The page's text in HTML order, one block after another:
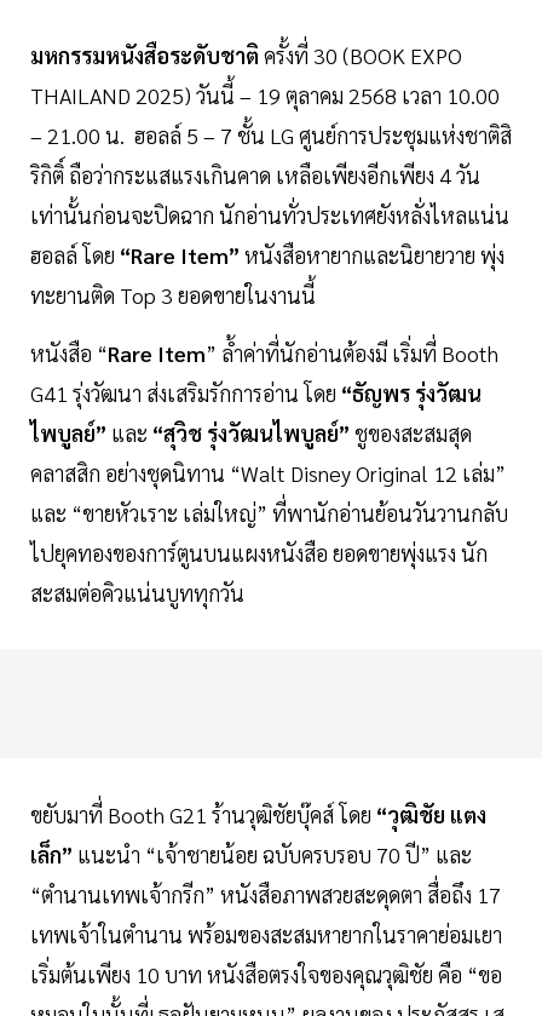
มหกรรมหนังสือระดับชาติ ครั้งที่ 30 (BOOK EXPO
THAILAND 2025) วันนี้ – 19 ตุลาคม 2568 เวลา 10.00
– 21.00 น. ฮอลล์ 5 – 7 ชั้น LG ศูนย์การประชุมแห่งชาติสิ
ริกิติ์ ถือว่ากระแสแรงเกินคาด เหลือเพียงอีกเพียง 4 วัน
เท่านั้นก่อนจะปิดฉาก นักอ่านทั่วประเทศยังหลั่งไหลแน่น
ฮอลล์ โดย “Rare Item” หนังสือหายากและนิยายวาย พุ่ง
ทะยานติด Top 3 ยอดขายในงานนี้
หนังสือ “Rare Item” ล้ำค่าที่นักอ่านต้องมี เริ่มที่ Booth
G41 รุ่งวัฒนา ส่งเสริมรักการอ่าน โดย “ธัญพร รุ่งวัฒน
ไพบูลย์” และ “สุวิช รุ่งวัฒนไพบูลย์” ชูของสะสมสุด
คลาสสิก อย่างชุดนิทาน “Walt Disney Original 12 เล่ม”
และ “ขายหัวเราะ เล่มใหญ่” ที่พานักอ่านย้อนวันวานกลับ
ไปยุคทองของการ์ตูนบนแผงหนังสือ ยอดขายพุ่งแรง นัก
สะสมต่อคิวแน่นบูททุกวัน
ขยับมาที่ Booth G21 ร้านวุฒิชัยบุ๊คส์ โดย “วุฒิชัย แตง
เล็ก” แนะนำ “เจ้าชายน้อย ฉบับครบรอบ 70 ปี” และ
“ตำนานเทพเจ้ากรีก” หนังสือภาพสวยสะดุดตา สื่อถึง 17
เทพเจ้าในตำนาน พร้อมของสะสมหายากในราคาย่อมเยา
เริ่มต้นเพียง 10 บาท หนังสือตรงใจของคุณวุฒิชัย คือ “ขอ